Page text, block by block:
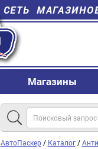
СЕТЬ
Магазины
АвтоПаскер/ Каталог/